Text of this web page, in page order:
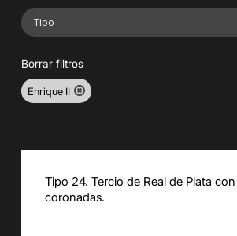
Borrar filtros
Enrique II
Tipo 24. Tercio de Real de Plata con
coronadas.